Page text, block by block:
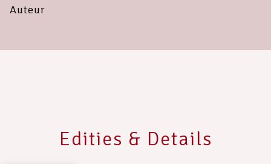
Auteur
Edities & Details